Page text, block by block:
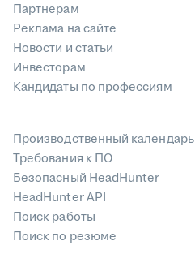
Партнерам
Реклама на сайте
Новости и статьи
Инвесторам
Кандидаты по профессиям
Производственный календарь
Требования к ПО
Безопасный HeadHunter
HeadHunter API
Поиск работы
Поиск по резюме